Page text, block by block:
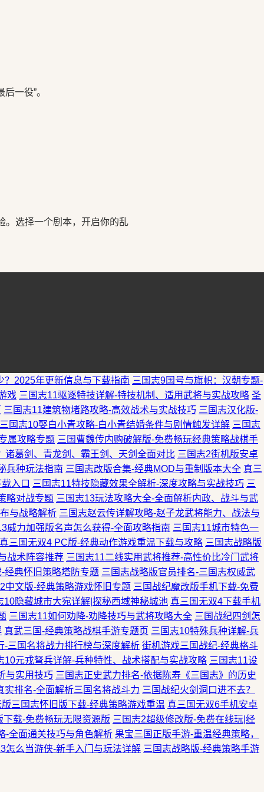
一役”。
。选择一个剧本，开启你的乱
？2025年更新信息与下载指南 三国志9国号与旗帜：汉朝专题-
戏 三国志11驱逐特技详解-特技机制、适用武将与实战攻略 圣
三国志11建筑物堵路攻略-高效战术与实战技巧 三国志汉化版-
三国志10娶白小青攻略-白小青结婚条件与剧情触发详解 三国志
属攻略专题 三国曹魏传内购破解版-免费畅玩经典策略战棋手
诸葛剑、青龙剑、霸王剑、天剑全面对比 三国志2街机版安卓
兵种玩法指南 三国志改版合集-经典MOD与重制版本大全 真三
入口 三国志11特技隐藏效果全解析-深度攻略与实战技巧 三
略对战专题 三国志13玩法攻略大全-全面解析内政、战斗与武
与战略解析 三国志赵云传详解攻略-赵子龙武将能力、战法与
威力加强版名声怎么获得-全面攻略指南 三国志11城市特色一
真三国无双4 PC版-经典动作游戏重温下载与攻略 三国志战略版
战术阵容推荐 三国志11二线实用武将推荐-高性价比冷门武将
经典怀旧策略塔防专题 三国志战略版官员排名-三国志权威武
中文版-经典策略游戏怀旧专题 三国战纪魔改版手机下载-免费
10隐藏城市大宛详解|探秘西域神秘城池 真三国无双4下载手机
三国志11如何劝降-劝降技巧与武将攻略大全 三国战纪四剑怎
真武三国-经典策略战棋手游专题页 三国志10特殊兵种详解-兵
-三国名将战力排行榜与深度解析 街机游戏三国战纪-经典格斗
10元戎弩兵详解-兵种特性、战术搭配与实战攻略 三国志11设
与实用技巧 三国志正史武力排名-依据陈寿《三国志》的历史
实排名-全面解析三国名将战斗力 三国战纪火剑洞口进不去？
版三国志怀旧版下载-经典策略游戏重温 真三国无双6手机安卓
下载-免费畅玩无限资源版 三国志2超级修改版-免费在线玩|经
-全面通关技巧与角色解析 果宝三国正版手游-重温经典策略，
怎么当游侠-新手入门与玩法详解 三国志战略版-经典策略手游